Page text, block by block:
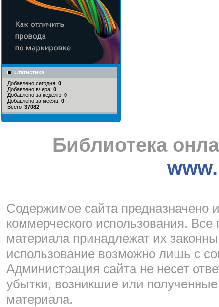
Статистика
Добавлено сегодня: 0
Добавлено вчера: 0
Добавлено за неделю: 0
Добавлено за месяц: 0
Всего: 37082
Библиотека
Cодержимое сайта предназначено
коммерческого использования.
материала принадлежат их
использование возможно лишь с
Администрация сайта не несет
убытки, возникшие или
материала.